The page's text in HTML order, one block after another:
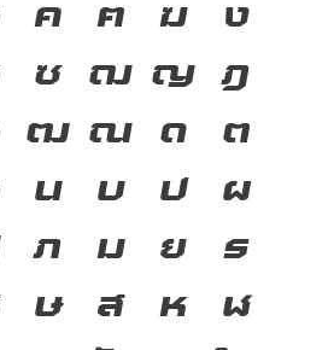
ค ฅ ฆ ง
ซ ฌ ญ ฎ
ฒ ณ ด ต
น บ ป ผ
ภ ม ย ร
ษ ส ห ฬ